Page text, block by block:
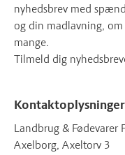
nyhedsbrev med
og din madlavning,
mange.
Tilmeld dig
Kontaktoplysninger
Landbrug & Fødevarer
Axelborg, Axeltorv 3